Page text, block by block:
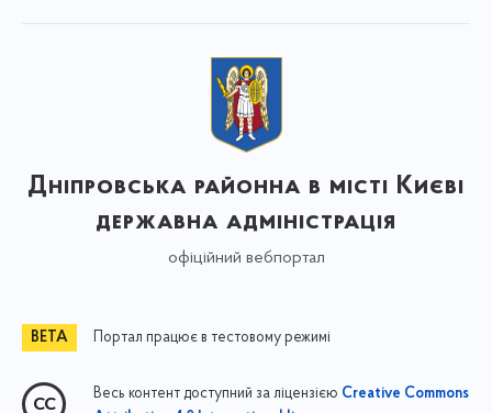
Дніпровська районна в місті Києві
державна адміністрація
офіційний вебпортал
Портал працює в тестовому режимі
Весь контент доступний за ліцензією Creative Commons